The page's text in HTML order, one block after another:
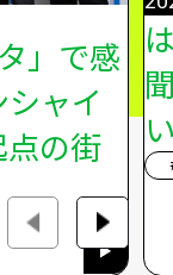
」で感
ャイ
点の街